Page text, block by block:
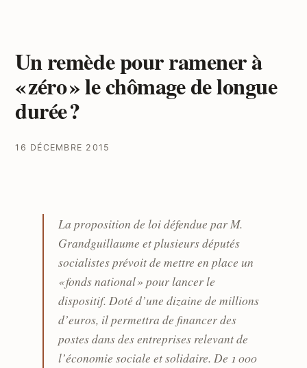
Un remède pour ramener à
« zéro » le chômage de longue
durée ?
16 DÉCEMBRE 2015
La proposition de loi défendue par M.
Grandguillaume et plusieurs députés
socialistes prévoit de mettre en place un
« fonds national » pour lancer le
dispositif. Doté d’une dizaine de millions
d’euros, il permettra de financer des
postes dans des entreprises relevant de
l’économie sociale et solidaire. De 1 000